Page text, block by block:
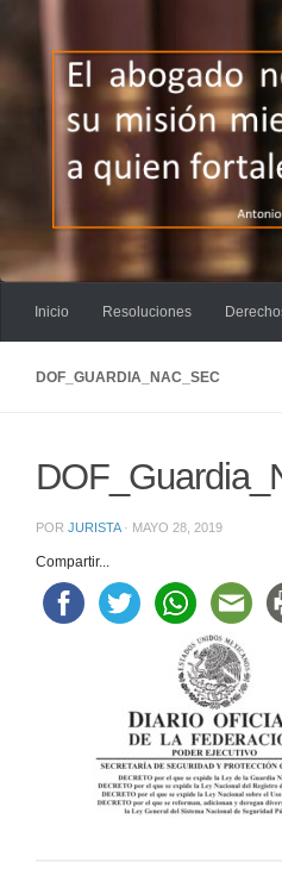
Inicio Resoluciones
DOF_GUARDIA_NAC_SEC
POR JURISTA · MAYO 28, 2019
Compartir...